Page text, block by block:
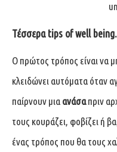
Τέσσερα tips of well
Ο πρώτος τρόπος είναι να
κλειδώνει αυτόματα όταν
παίρνουν μια ανάσαπριν
τους κουράζει, φοβίζει ή
ένας τρόπος που θα τους